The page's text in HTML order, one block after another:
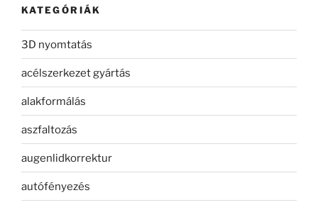
KATEGÓRIÁK
3D nyomtatás
acélszerkezet gyártás
alakformálás
aszfaltozás
augenlidkorrektur
autófényezés